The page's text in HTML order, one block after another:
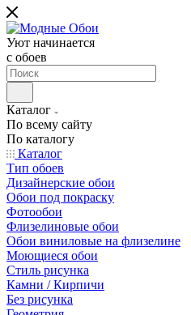
Уют начинается
c обоев
Каталог
По всему сайту
По каталогу
Каталог
Тип обоев
Дизайнерские обои
Обои под покраску
Фотообои
Флизелиновые обои
Обои виниловые на флизелине
Моющиеся обои
Стиль рисунка
Камни / Кирпичи
Без рисунка